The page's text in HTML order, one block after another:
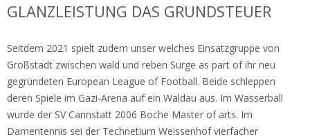
GLANZLEISTUNG DAS GRUNDSTEUER
Seitdem 2021 spielt zudem unser welches Einsatzgruppe von
Großstadt zwischen wald und reben Surge as part of ihr neu
gegründeten European League of Football. Beide schleppen
deren Spiele im Gazi-Arena auf ein Waldau aus. Im Wasserball
wurde der SV Cannstatt 2006 Boche Master of arts. Im
Damentennis sei der Technetium Weissenhof vierfacher